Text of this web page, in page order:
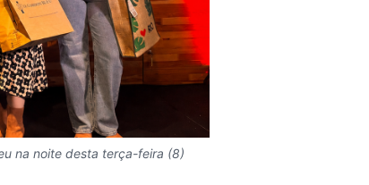
na noite desta terça-feira (8)